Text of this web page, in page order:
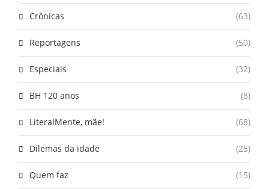
Crônicas (63)
Reportagens (50)
Especiais (32)
BH 120 anos (8)
LiteralMente, mãe! (68)
Dilemas da idade (25)
Quem faz (15)